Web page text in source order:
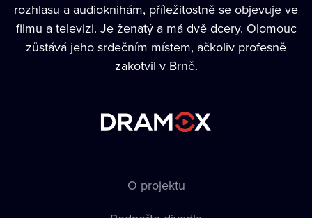
rozhlasu a audioknihám, příležitostně se objevuje ve
filmu a televizi. Je ženatý a má dvě dcery. Olomouc
zůstává jeho srdečním místem, ačkoliv profesně
zakotvil v Brně.
O projektu